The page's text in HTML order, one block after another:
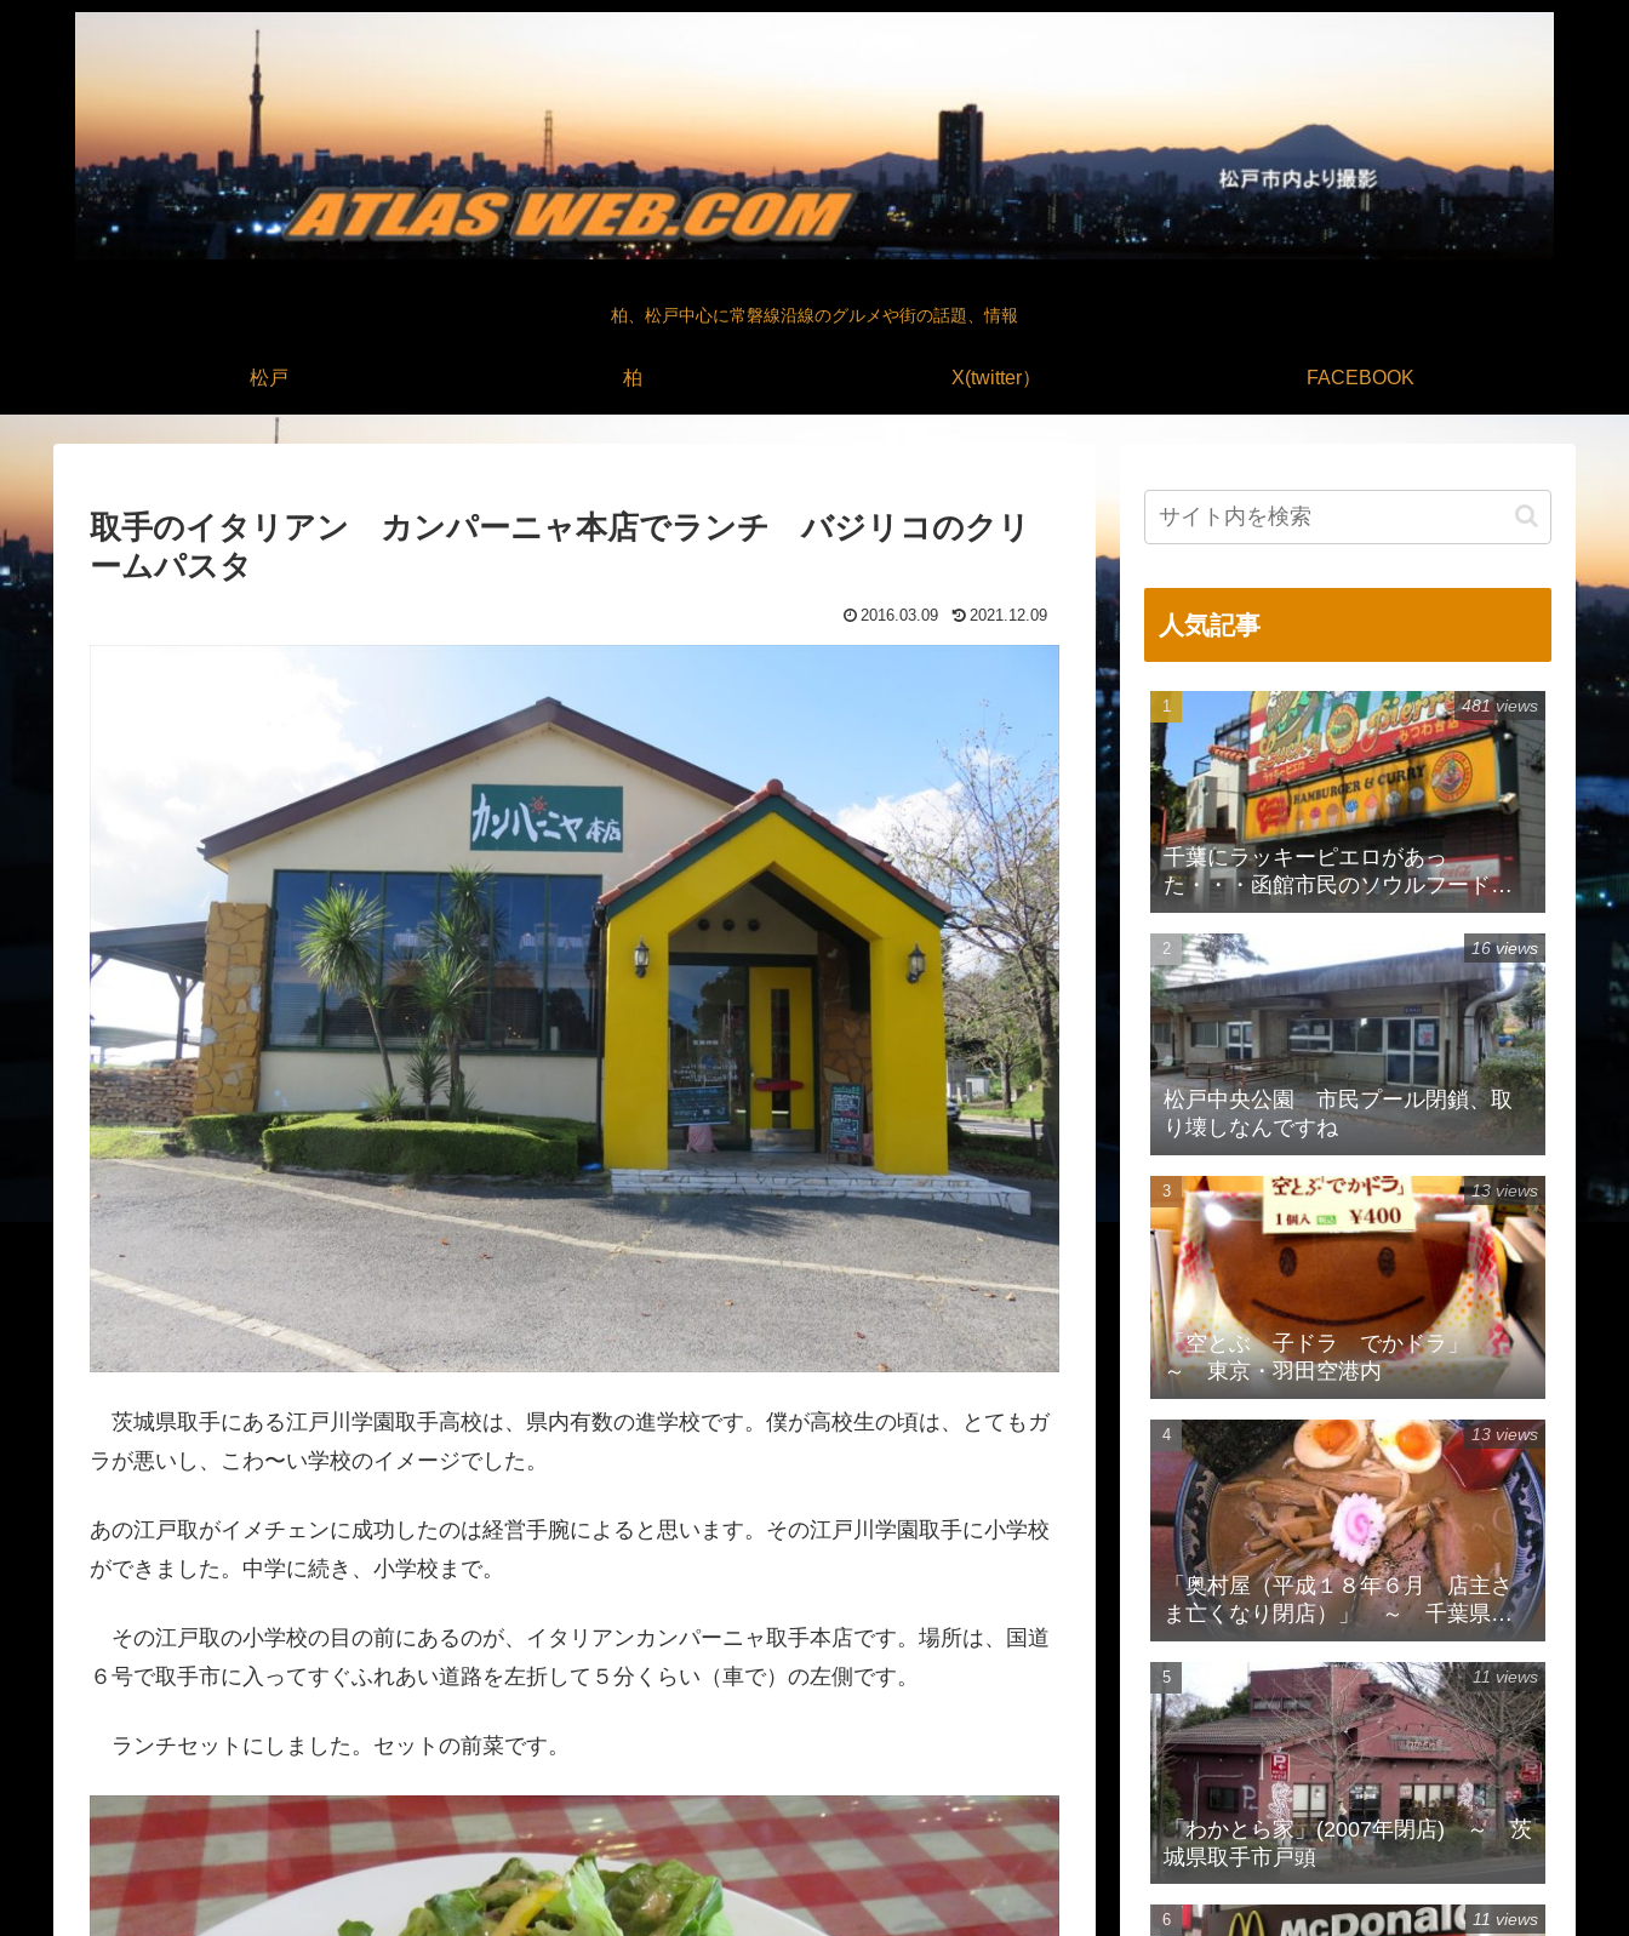
柏、松戸中心に常磐線沿線のグルメや街の話題、情報
松戸 柏 X(twitter） FACEBOOK
取手のイタリアン カンパーニャ本店でランチ バジリコのクリ
ームパスタ
2016.03.09 2021.12.09
茨城県取手にある江戸川学園取手高校は、県内有数の進学校です。僕が高校生の頃は、とてもガ
ラが悪いし、こわ〜い学校のイメージでした。
あの江戸取がイメチェンに成功したのは経営手腕によると思います。その江戸川学園取手に小学校
ができました。中学に続き、小学校まで。
その江戸取の小学校の目の前にあるのが、イタリアンカンパーニャ取手本店です。場所は、国道
６号で取手市に入ってすぐふれあい道路を左折して５分くらい（車で）の左側です。
ランチセットにしました。セットの前菜です。
人気記事
千葉にラッキーピエロがあっ
た・・・函館市民のソウルフードで
有名
481 views
松戸中央公園 市民プール閉鎖、取
り壊しなんですね
16 views
「空とぶ 子ドラ でかドラ」
～ 東京・羽田空港内
13 views
「奥村屋（平成１８年６月 店主さ
ま亡くなり閉店）」 ～ 千葉県柏
市豊住
13 views
「わかとら家」(2007年閉店) ～ 茨
城県取手市戸頭
11 views
11 views